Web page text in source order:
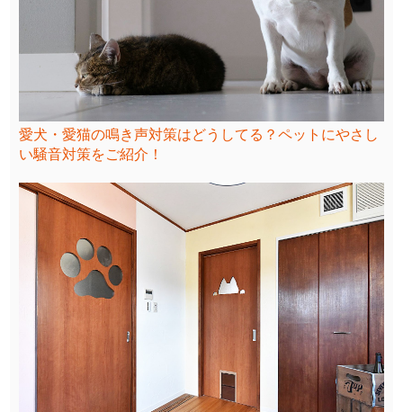
愛犬・愛猫の鳴き声対策はどうしてる？ペットにやさし
い騒音対策をご紹介！